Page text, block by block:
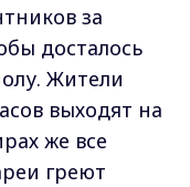
за
досталось
Жители
выходят на
же все
греют